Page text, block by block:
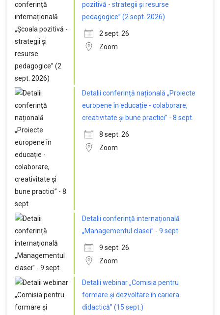
pozitivă - strategii și resurse
pedagogice” (2 sept. 2026)
2 sept. 26
Zoom
Detalii conferință națională „Proiecte
europene în educație - colaborare,
creativitate și bune practici” - 8 sept.
8 sept. 26
Zoom
Detalii conferință internațională
„Managementul clasei” - 9 sept.
9 sept. 26
Zoom
Detalii webinar „Comisia pentru
formare și dezvoltare în cariera
didactică” (15 sept.)